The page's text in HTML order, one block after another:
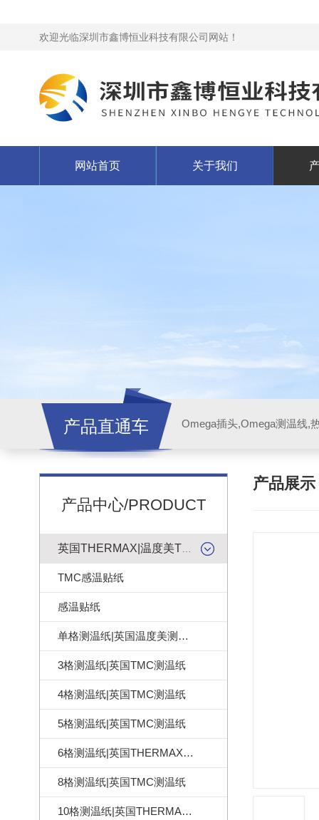
欢迎光临深圳市鑫博恒业科技有限公司网站！
网站首页 关于我们
产品直通车
产品中心/PRODUCT
TMC感温贴纸
感温贴纸
单格测温纸|英国温度美测温纸
3格测温纸|英国TMC测温纸
4格测温纸|英国TMC测温纸
5格测温纸|英国TMC测温纸
6格测温纸|英国THERMAX测温纸
8格测温纸|英国TMC测温纸
10格测温纸|英国THERMAX测温纸
产品展示